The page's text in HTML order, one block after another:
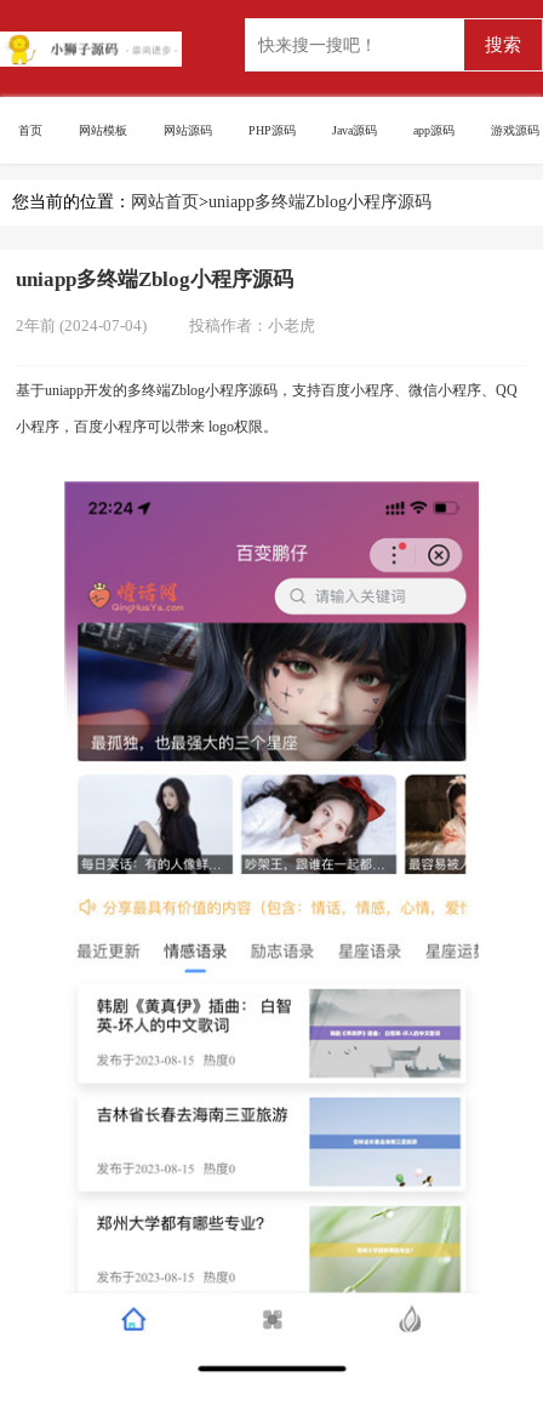
首页 网站模板 网站源码 PHP源码 Java源码 app源码 游戏源码
您当前的位置： 网站首页>uniapp多终端Zblog小程序源码
uniapp多终端Zblog小程序源码
2年前 (2024-07-04) 投稿作者： 小老虎
基于uniapp开发的多终端Zblog小程序源码，支持百度小程序、微信小程序、QQ
小程序，百度小程序可以带来 logo权限。